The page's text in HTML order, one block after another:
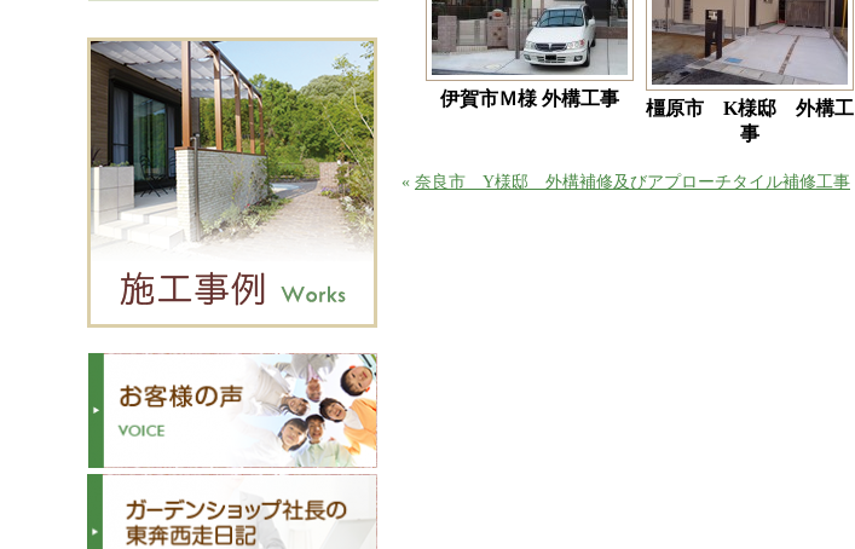
伊賀市Ｍ様 外構工事
橿原市 K様邸 外構工
事
« 奈良市 Y様邸 外構補修及びアプローチタイル補修工事